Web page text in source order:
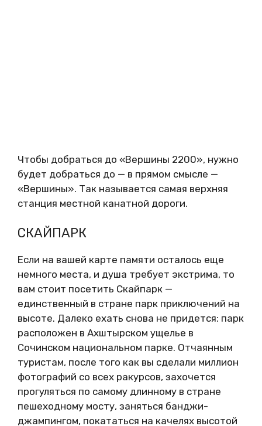
Чтобы добраться до «Вершины 2200», нужно
будет добраться до — в прямом смысле —
«Вершины». Так называется самая верхняя
станция местной канатной дороги.
СКАЙПАРК
Если на вашей карте памяти осталось еще
немного места, и душа требует экстрима, то
вам стоит посетить Скайпарк —
единственный в стране парк приключений на
высоте. Далеко ехать снова не придется: парк
расположен в Ахштырском ущелье в
Сочинском национальном парке. Отчаянным
туристам, после того как вы сделали миллион
фотографий со всех ракурсов, захочется
прогуляться по самому длинному в стране
пешеходному мосту, заняться банджи-
джампингом, покататься на качелях высотой